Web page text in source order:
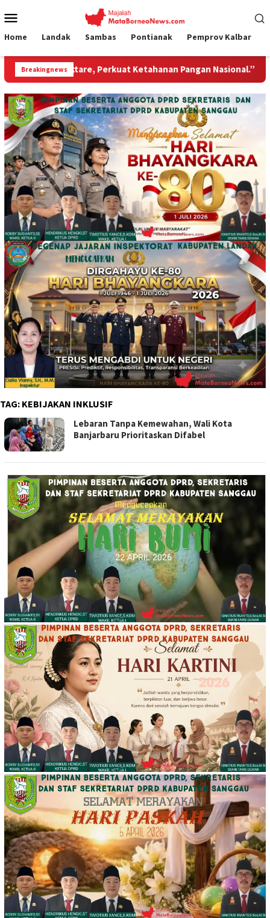
ke
Mobile
Home Landak Sambas Pontianak Pemprov Kalbar
Breakingnews
Ketahanan Pangan Nasional.” Jembatan
TAG: KEBIJAKAN INKLUSIF
Lebaran Tanpa Kemewahan, Wali Kota
Banjarbaru Prioritaskan Difabel